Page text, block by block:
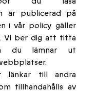
är publicerad på
i vår policy gäller
Vi ber dig att titta
du lämnar ut
länkar till andra
tillhandahålls av